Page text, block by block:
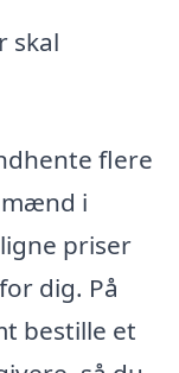
skal
flere
i
priser
dig. På
bestille et